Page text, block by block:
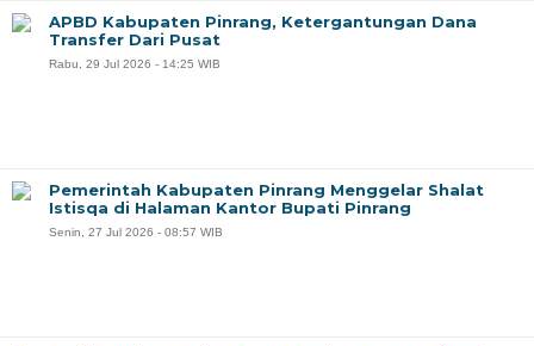
APBD Kabupaten Pinrang, Ketergantungan Dana
Transfer Dari Pusat
Rabu, 29 Jul 2026 - 14:25 WIB
Pemerintah Kabupaten Pinrang Menggelar Shalat
Istisqa di Halaman Kantor Bupati Pinrang
Senin, 27 Jul 2026 - 08:57 WIB